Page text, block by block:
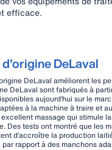
efficace.
DeLaval
DeLaval améliorent les
DeLaval sont fabriqués à
aujourd’hui sur le
à la machine à traire et
massage qui stimule
Des tests ont montré que les
d’accroître la production
rapport à des manchons